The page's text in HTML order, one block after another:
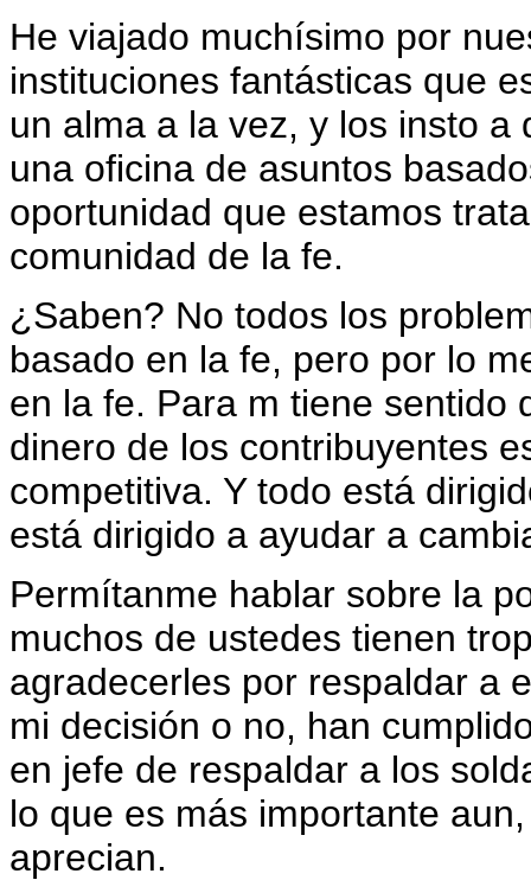
He viajado muchísimo por
instituciones fantásticas que
un alma a la vez, y los insto
una oficina de asuntos
oportunidad que estamos
comunidad de la fe.
¿Saben? No todos los
basado en la fe, pero por lo
en la fe. Para m tiene sentido
dinero de los contribuyentes
competitiva. Y todo está
está dirigido a ayudar a
Permítanme hablar sobre la
muchos de ustedes tienen
agradecerles por respaldar a
mi decisión o no, han
en jefe de respaldar a los
lo que es más importante
aprecian.